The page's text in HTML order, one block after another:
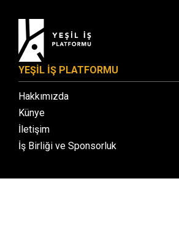
YEŞİL İŞ PLATFORMU
Hakkımızda
Künye
İletişim
İş Birliği ve Sponsorluk